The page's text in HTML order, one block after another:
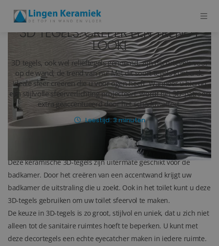
VLOERTEGELS
PVC
MEER PRODUCTEN
SHOWROOM BEZOEKEN
Stijlstudio's
Projecten
Inspiratie
Blog
3D TEGELS: CREËER EEN TRENDY
LOOK!
3D tegels, ook wel reliëftegels genoemd, zijn decortegels voor
op de wand; de trend van nu! Met dit soort tegels kunt u de
ideale sfeer creëren die u voor ogen heeft. Wanneer u hierop
een stijlvolle sfeerverlichting projecteert, wordt het 3D-patroon
extra geaccentueerd door het schaduweffect.
Leestijd: 3 minuten
3D tegels voor in de badkamer
Deze keramische 3D-tegels zijn uitermate geschikt voor de
badkamer. Door het creëren van een accentwand krijgt uw
badkamer de uitstraling die u zoekt. Ook in het toilet kunt u deze
3D-tegels gebruiken om uw toilet sfeervol te maken.
De keuze in 3D-tegels is zo groot, stijlvol en uniek, dat u zich niet
alleen tot de sanitaire ruimtes hoeft te beperken. U kunt met
deze decortegels een echte eyecatcher maken in iedere ruimte.